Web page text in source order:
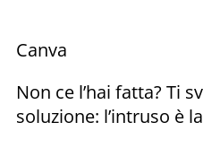
Canva
Non ce l’hai fatta? Ti
soluzione: l’intruso è